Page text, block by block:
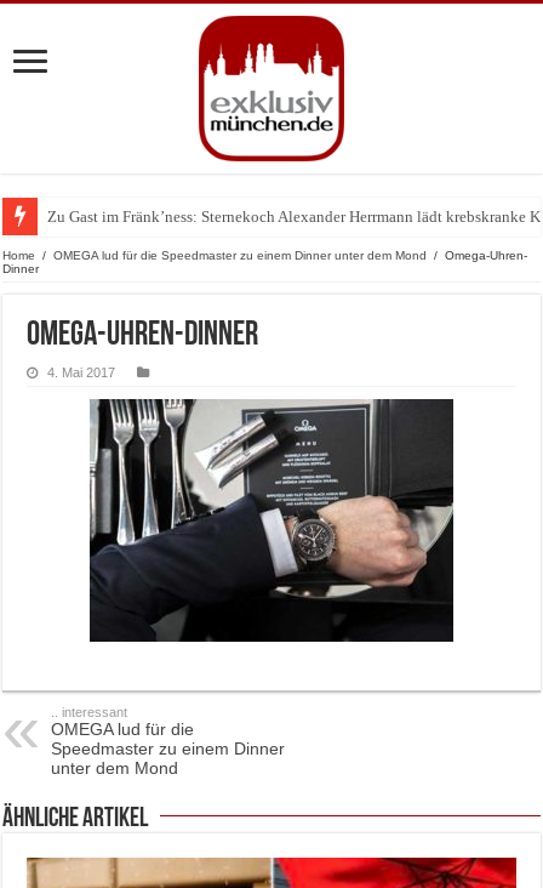
Zu Gast im Fränk’ness: Sternekoch Alexander Herrmann lädt krebskranke
Warum München gerade zum Treffpunkt der Lingerie-Branche wurde
Home / OMEGA lud für die Speedmaster zu einem Dinner unter dem Mond / Omega-Uhren-
Dinner
Omega-Uhren-Dinner
4. Mai 2017
.. interessant
OMEGA lud für die
Speedmaster zu einem Dinner
unter dem Mond
ähnliche Artikel